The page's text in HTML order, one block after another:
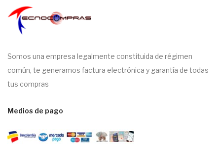
Somos una empresa legalmente constituida de régimen
común, te generamos factura electrónica y garantía de todas
tus compras
Medios de pago